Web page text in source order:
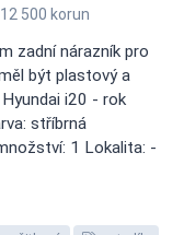
12 500 korun
zadní nárazník pro
být plastový a
i20 - rok
stříbrná
1 Lokalita: -